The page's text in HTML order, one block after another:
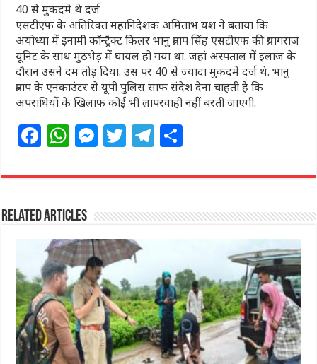
40 से मुकदमे थे दर्ज
एसटीएफ के अतिरिक्त महानिदेशक अमिताभ यश ने बताया कि
अयोध्या में इनामी कॉन्ट्रैक्ट किलर भानु प्रताप सिंह एसटीएफ की प्रयागराज
यूनिट के साथ मुठभेड़ में घायल हो गया था. जहां अस्पताल में इलाज के
दौरान उसने दम तोड़ दिया. उस पर 40 से ज्यादा मुकदमे दर्ज थे. भानु
प्रताप के एनकाउंटर से यूपी पुलिस साफ संदेश देना चाहती है कि
अपराधियों के खिलाफ कोई भी लापरवाही नहीं बरती जाएगी.
F
c
e
b
o
o
k
W
at
s
A
p
p
M
ss
n
g
e
r
T
itt
r
T
e
ra
ar
Related Articles